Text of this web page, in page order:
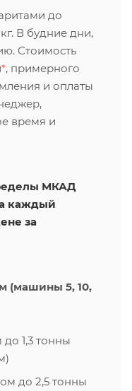
до
В будние дни,
Стоимость
*, примерного
и оплаты
время и
МКАД
каждый
за
(машины 5, 10,
1,3 тонны
до 2,5 тонны